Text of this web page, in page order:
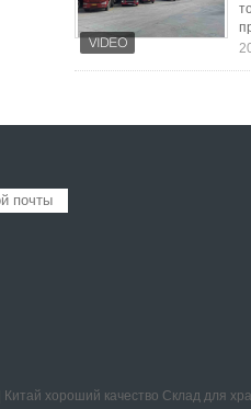
| Китай хороший качество Склад для